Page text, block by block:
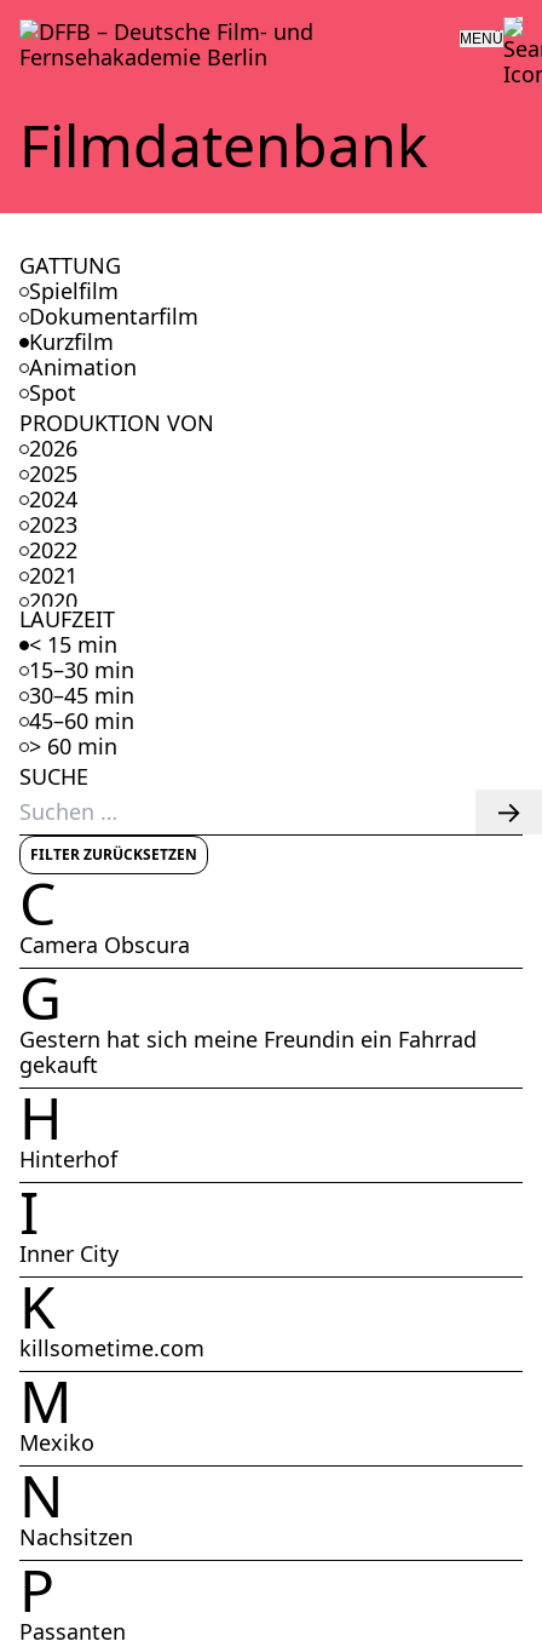
MENÜ
Film­da­ten­bank
GATTUNG
Spielfilm
Dokumentarfilm
Kurzfilm
Animation
Spot
PRODUKTION VON
2026
2025
2024
2023
2022
2021
2020
2019
2018
2017
2016
2015
2014
2013
2012
2011
2010
2009
2008
2007
2006
2005
2004
2003
2002
LAUFZEIT
< 15 min
15–30 min
30–45 min
45–60 min
> 60 min
SUCHE
Suchen
nach:
FILTER ZURÜCKSETZEN
C
Camera Obscura
G
Gestern hat sich meine Freundin ein Fahrrad
gekauft
H
Hinterhof
I
Inner City
K
killsometime.com
M
Mexiko
N
Nachsitzen
P
Passanten